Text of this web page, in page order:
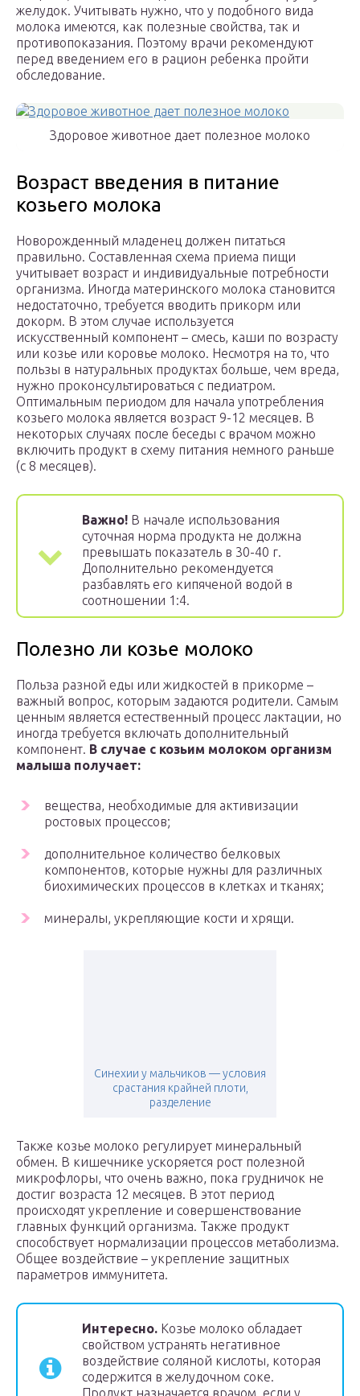
желудок. Учитывать нужно, что у подобного вида
молока имеются, как полезные свойства, так и
противопоказания. Поэтому врачи рекомендуют
перед введением его в рацион ребенка пройти
обследование.
Здоровое животное дает полезное молоко
Возраст введения в питание
козьего молока
Новорожденный младенец должен питаться
правильно. Составленная схема приема пищи
учитывает возраст и индивидуальные потребности
организма. Иногда материнского молока становится
недостаточно, требуется вводить прикорм или
докорм. В этом случае используется
искусственный компонент – смесь, каши по возрасту
или козье или коровье молоко. Несмотря на то, что
пользы в натуральных продуктах больше, чем вреда,
нужно проконсультироваться с педиатром.
Оптимальным периодом для начала употребления
козьего молока является возраст 9-12 месяцев. В
некоторых случаях после беседы с врачом можно
включить продукт в схему питания немного раньше
(с 8 месяцев).
Важно! В начале использования
суточная норма продукта не должна
превышать показатель в 30-40 г.
Дополнительно рекомендуется
разбавлять его кипяченой водой в
соотношении 1:4.
Полезно ли козье молоко
Польза разной еды или жидкостей в прикорме –
важный вопрос, которым задаются родители. Самым
ценным является естественный процесс лактации, но
иногда требуется включать дополнительный
компонент. В случае с козьим молоком организм
малыша получает:
вещества, необходимые для активизации
ростовых процессов;
дополнительное количество белковых
компонентов, которые нужны для различных
биохимических процессов в клетках и тканях;
минералы, укрепляющие кости и хрящи.
Синехии у мальчиков — условия
срастания крайней плоти,
разделение
Также козье молоко регулирует минеральный
обмен. В кишечнике ускоряется рост полезной
микрофлоры, что очень важно, пока грудничок не
достиг возраста 12 месяцев. В этот период
происходят укрепление и совершенствование
главных функций организма. Также продукт
способствует нормализации процессов метаболизма.
Общее воздействие – укрепление защитных
параметров иммунитета.
Интересно. Козье молоко обладает
свойством устранять негативное
воздействие соляной кислоты, которая
содержится в желудочном соке.
Продукт назначается врачом, если у